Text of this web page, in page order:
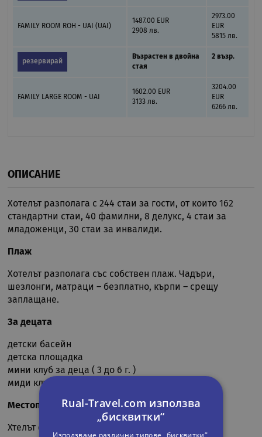
FAMILY ROOM ROH - UAI (UAI)
1487.00 EUR
2908 лв.
2973.00
EUR
5815 лв.
резервирай
Възрастен в двойна
стая
2 възр.
FAMILY LARGE ROOM - UAI
1602.00 EUR
3133 лв.
3204.00
EUR
6266 лв.
ОПИСАНИЕ
Хотелът разполага с 244 стаи за гости, от които 162
стандартни стаи, 40 фамилни, 8 делукс, 4 стаи за
младоженци, 30 стаи за инвалиди.
Плаж
Хотелът разполага със собствен плаж. Чадъри,
шезлонги, матраци – безплатно, кърпи – срещу
заплащане.
За децата
детски басейн
детска площадка
мини клуб за деца ( 3 до 6 г. )
миди клуб за деца ( 7 до 12 г.)
Местоположение
Хтелът се намира на 15 км. от Сиде, на 45 км. от
Rual-Travel.com използва
„бисквитки“
Използваме различни типове „бисквитки“,